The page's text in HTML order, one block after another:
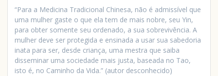
“Para a Medicina Tradicional Chinesa, não é admissível que
uma mulher gaste o que ela tem de mais nobre, seu Yin,
para obter somente seu ordenado, a sua sobrevivência. A
mulher deve ser protegida e ensinada a usar sua sabedoria
inata para ser, desde criança, uma mestra que saiba
disseminar uma sociedade mais justa, baseada no Tao,
isto é, no Caminho da Vida.” (autor desconhecido)